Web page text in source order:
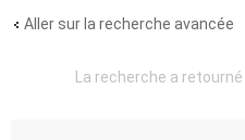
Aller sur la recherche avancée
La recherche a